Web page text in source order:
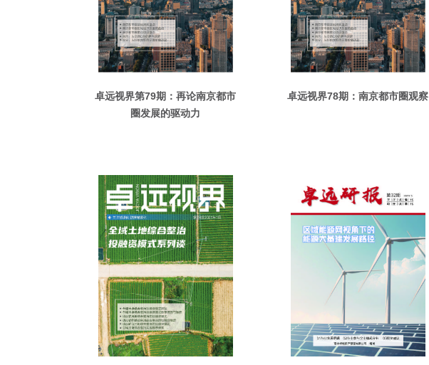
卓远视界第79期：再论南京都市
圈发展的驱动力
卓远视界78期：南京都市圈观察